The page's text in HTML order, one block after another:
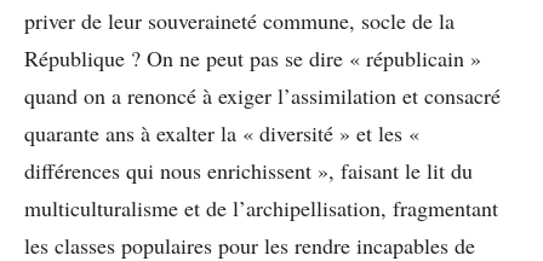
priver de leur souveraineté commune, socle de la
République ? On ne peut pas se dire « républicain »
quand on a renoncé à exiger l’assimilation et consacré
quarante ans à exalter la « diversité » et les «
différences qui nous enrichissent », faisant le lit du
multiculturalisme et de l’archipellisation, fragmentant
les classes populaires pour les rendre incapables de